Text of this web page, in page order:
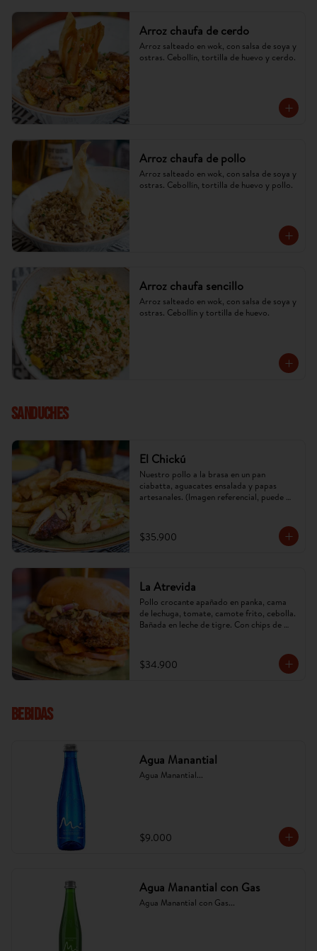
Arroz chaufa de cerdo
Arroz salteado en wok, con salsa de soya y
ostras. Cebollín, tortilla de huevo y cerdo.
Arroz chaufa de pollo
Arroz salteado en wok, con salsa de soya y
ostras. Cebollín, tortilla de huevo y pollo.
Arroz chaufa sencillo
Arroz salteado en wok, con salsa de soya y
ostras. Cebollín y tortilla de huevo.
SANDUCHES
El Chickú
Nuestro pollo a la brasa en un pan
ciabatta, aguacates ensalada y papas
artesanales. (Imagen referencial, puede
$35.900
La Atrevida
Pollo crocante apañado en panka, cama
de lechuga, tomate, camote frito, cebolla.
Bañada en leche de tigre. Con chips de
$34.900
Bebidas
Agua Manantial
Agua Manantial...
$9.000
Agua Manantial con Gas
Agua Manantial con Gas...